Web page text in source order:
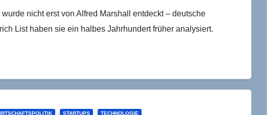
nicht erst von Alfred Marshall entdeckt – deutsche
List haben sie ein halbes Jahrhundert früher analysiert.
STARTUPS TECHNOLOGIE